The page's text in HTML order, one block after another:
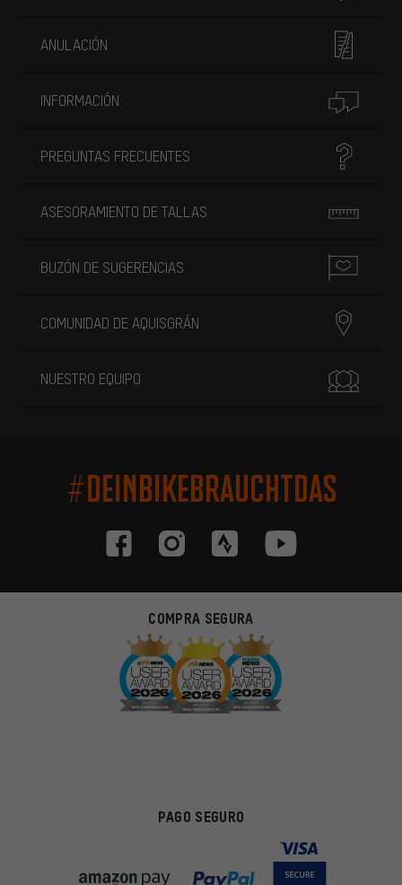
ANULACIÓN
INFORMACIÓN
PREGUNTAS FRECUENTES
ASESORAMIENTO DE TALLAS
BUZÓN DE SUGERENCIAS
COMUNIDAD DE AQUISGRÁN
NUESTRO EQUIPO
#DEINBIKEBRAUCHTDAS
COMPRA SEGURA
PAGO SEGURO